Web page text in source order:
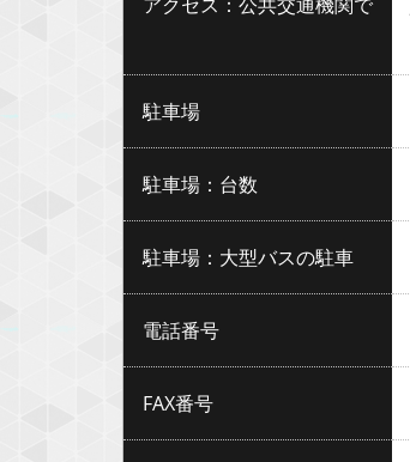
アクセス：公共交通機関で
駐車場
駐車場：台数
駐車場：大型バスの駐車
電話番号
FAX番号